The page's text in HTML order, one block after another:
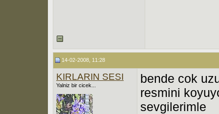
14-02-2008, 11:28
KIRLARIN SESI
Yalniz bir cicek...
bende cok
resmini
sevgilerimle